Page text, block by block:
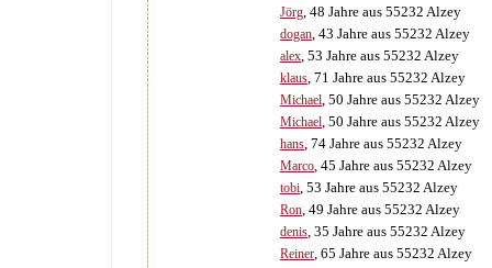
Jörg, 48 Jahre aus 55232 Alzey
dogan, 43 Jahre aus 55232 Alzey
alex, 53 Jahre aus 55232 Alzey
klaus, 71 Jahre aus 55232 Alzey
Michael, 50 Jahre aus 55232 Alzey
Michael, 50 Jahre aus 55232 Alzey
hans, 74 Jahre aus 55232 Alzey
Marco, 45 Jahre aus 55232 Alzey
tobi, 53 Jahre aus 55232 Alzey
Ron, 49 Jahre aus 55232 Alzey
denis, 35 Jahre aus 55232 Alzey
Reiner, 65 Jahre aus 55232 Alzey